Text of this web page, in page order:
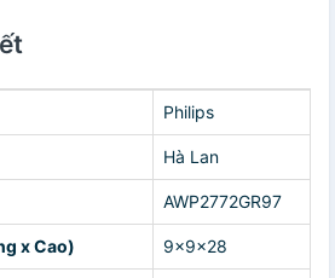
Philips
Hà Lan
AWP2772GR97
x Cao) 9x9x28